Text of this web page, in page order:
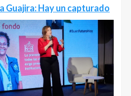
Guajira: Hay un capturado